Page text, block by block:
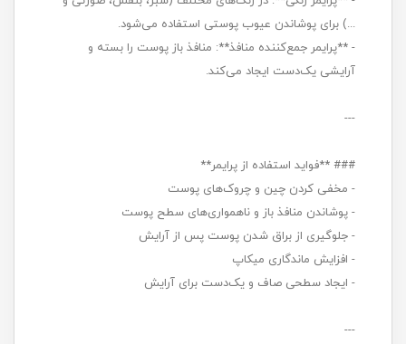
...) برای پوشاندن عیوب پوستی استفاده می‌شود.
- **پرایمر جمع‌کننده منافذ**: منافذ باز پوست را بسته و
آرایشی یک‌دست ایجاد می‌کند.
---
### **فواید استفاده از پرایمر**
- مخفی کردن چین و چروک‌های پوست
- پوشاندن منافذ باز و ناهمواری‌های سطح پوست
- جلوگیری از براق شدن پوست پس از آرایش
- افزایش ماندگاری میکاپ
- ایجاد سطحی صاف و یک‌دست برای آرایش
---